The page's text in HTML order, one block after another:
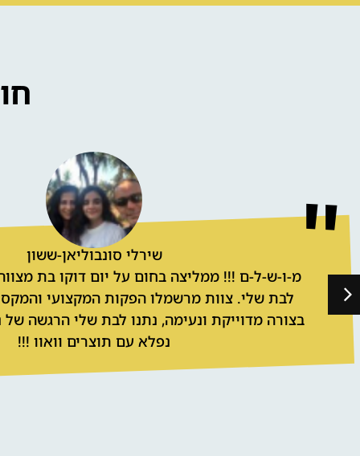
שירלי סונבוליאן-ששון
מ-ו-ש-ל-ם !!! ממליצה בחום על יום דוקו בת
לבת שלי. צוות מרשמלו הפקות המקצועי
בצורה מדוייקת ונעימה, נתנו לבת שלי הרגשה של
נפלא עם תוצרים וואוו !!!